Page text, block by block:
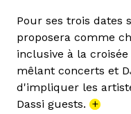
Pour ses trois dates
proposera comme
inclusive à la
mêlant concerts et
d'impliquer les
Dassi guests. +